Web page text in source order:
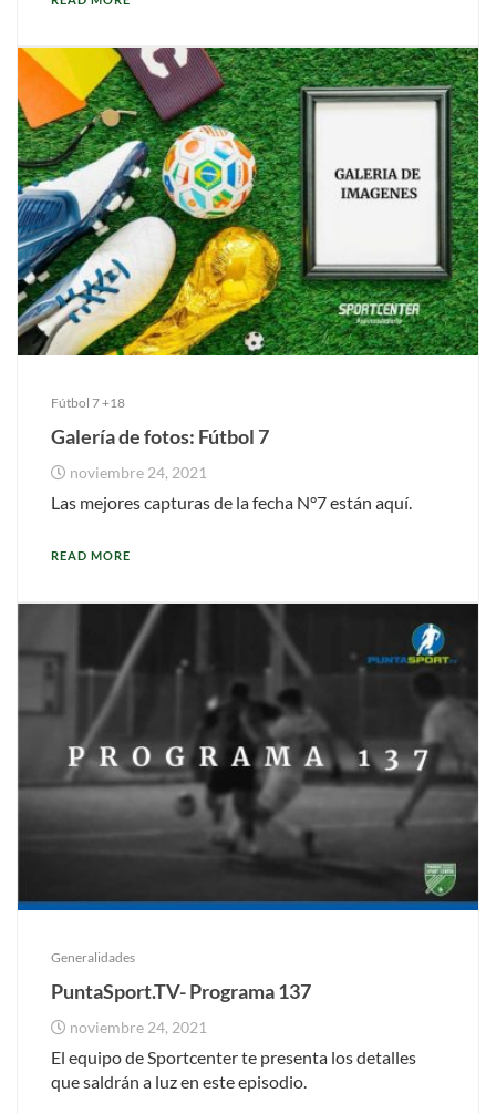
Fútbol 7 +18
Galería de fotos: Fútbol 7
noviembre 24, 2021
Las mejores capturas de la fecha N°7 están aquí.
READ MORE
Generalidades
PuntaSport.TV- Programa 137
noviembre 24, 2021
El equipo de Sportcenter te presenta los detalles
que saldrán a luz en este episodio.